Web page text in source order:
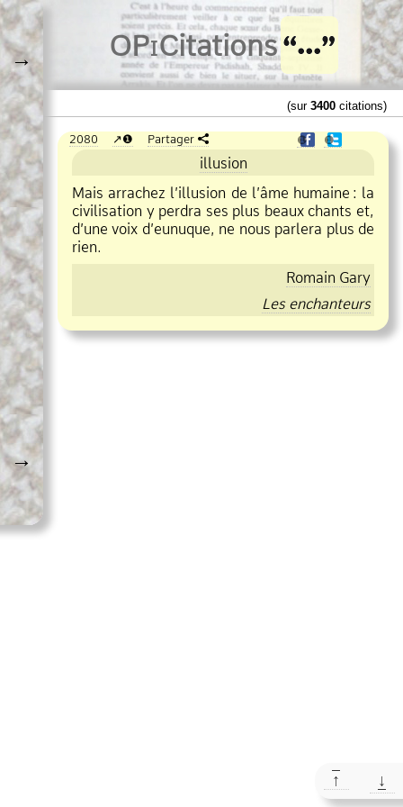
→
→
OPiCitations
(sur 3400 citations)
2080 ❶ Partager ❶ ❶
illusion
Mais arrachez l’illusion de l’âme humaine : la
civilisation y perdra ses plus beaux chants et,
d’une voix d’eunuque, ne nous parlera plus de
rien.
Romain Gary
Les enchanteurs
↑ ↓